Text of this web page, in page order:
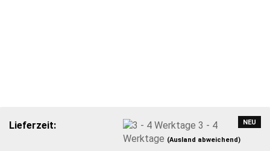
NEU
Lieferzeit:
3 - 4
Werktage (Ausland abweichend)